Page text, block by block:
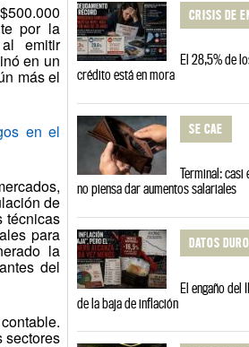
por la
emitir
en un
más el
en el
de
técnicas
para
la
del
sectores
CRISIS DE
El 28,5% de
crédito está en mora
SE CAE
Terminal: casi
no piensa dar aumentos salariales
DATOS
El engaño del
de la baja de inflación